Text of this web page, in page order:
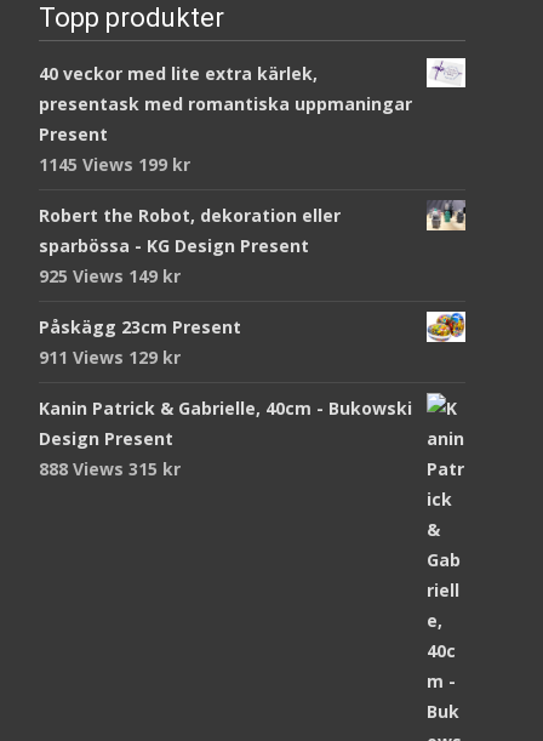
Topp produkter
40 veckor med lite extra kärlek,
presentask med romantiska uppmaningar
Present
1145 Views 199 kr
Robert the Robot, dekoration eller
sparbössa - KG Design Present
925 Views 149 kr
Påskägg 23cm Present
911 Views 129 kr
Kanin Patrick & Gabrielle, 40cm - Bukowski
Design Present
888 Views 315 kr